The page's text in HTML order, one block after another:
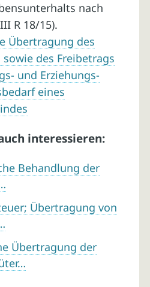
nach
R 18/15).
Übertragung des
des Freibetrags
und Erziehungs-
eines
interessieren:
Behandlung der
Übertragung von
Übertragung der